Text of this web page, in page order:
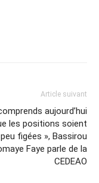
Article suivant
aujourd’hui
les positions soient
figées », Bassirou
Faye parle de la
CEDEAO